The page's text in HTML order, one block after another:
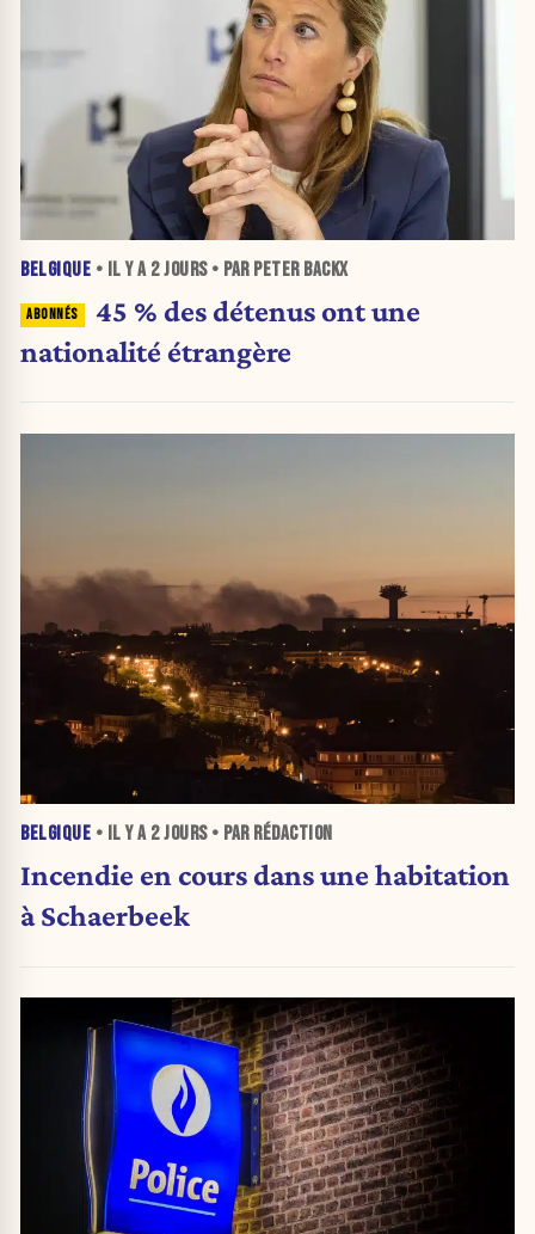
BELGIQUE • IL Y A 2 JOURS• PAR PETER BACKX
45 % des détenus ont une
nationalité étrangère
BELGIQUE • IL Y A 2 JOURS• PAR RÉDACTION
Incendie en cours dans une habitation
à Schaerbeek